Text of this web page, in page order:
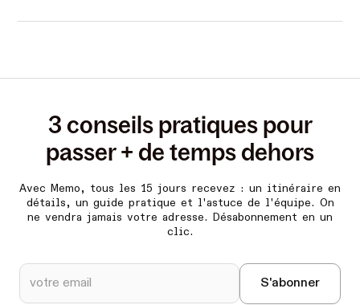
3 conseils pratiques pour
passer + de temps dehors
Avec Memo, tous les 15 jours recevez : un itinéraire en
détails, un guide pratique et l'astuce de l'équipe. On
ne vendra jamais votre adresse. Désabonnement en un
clic.